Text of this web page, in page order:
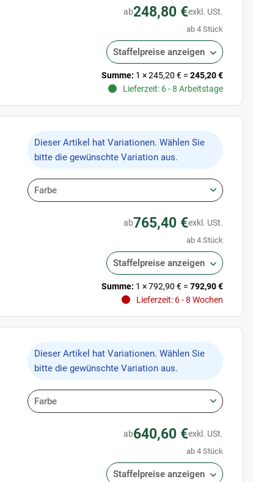
ab248,80 €exkl. USt.
ab 4 Stück
Staffelpreise anzeigen
Summe: 1 ×245,20 € = 245,20 €
Lieferzeit: 6 - 8 Arbeitstage
x
Dieser Artikel hat Variationen. Wählen Sie
bitte die gewünschte Variation aus.
Farbe
ab765,40 €exkl. USt.
ab 4 Stück
Staffelpreise anzeigen
Summe: 1 ×792,90 € = 792,90 €
Lieferzeit: 6 - 8 Wochen
x
Dieser Artikel hat Variationen. Wählen Sie
bitte die gewünschte Variation aus.
Farbe
ab640,60 €exkl. USt.
ab 4 Stück
Staffelpreise anzeigen